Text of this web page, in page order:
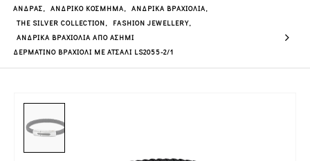
ΆΝΔΡΑΣ, ΑΝΔΡΙΚΌ ΚΌΣΜΗΜΑ, ΑΝΔΡΙΚΆ ΒΡΑΧΙΌΛΙΑ,
THE SILVER COLLECTION, FASHION JEWELLERY,
ΑΝΔΡΙΚΆ ΒΡΑΧΙΌΛΙΑ ΑΠΌ ΑΣΉΜΙ
ΔΕΡΜΑΤΙΝΟ ΒΡΑΧΙΟΛΙ ΜΕ ΑΤΣΑΛΙ LS2055-2/1